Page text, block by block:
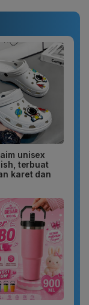
unisex
terbuat
karet dan